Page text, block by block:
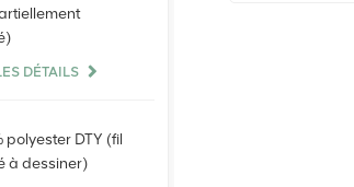
DÉTAILS
polyester DTY (fil
à dessiner)